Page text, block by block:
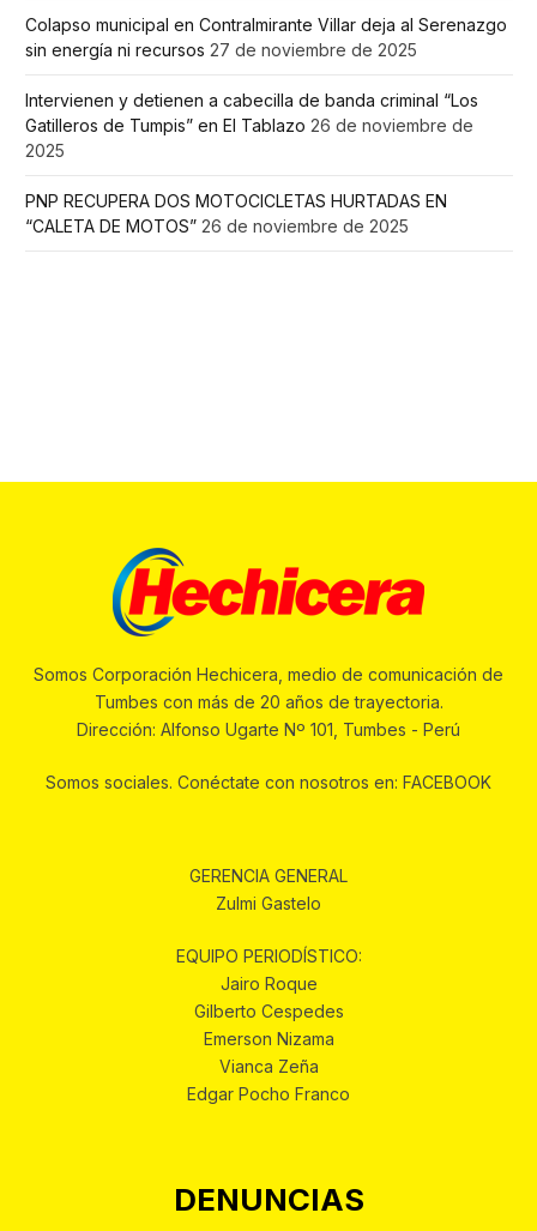
Colapso municipal en Contralmirante Villar deja al Serenazgo
sin energía ni recursos 27 de noviembre de 2025
Intervienen y detienen a cabecilla de banda criminal “Los
Gatilleros de Tumpis” en El Tablazo 26 de noviembre de
2025
PNP RECUPERA DOS MOTOCICLETAS HURTADAS EN
“CALETA DE MOTOS” 26 de noviembre de 2025
Somos Corporación Hechicera, medio de comunicación de
Tumbes con más de 20 años de trayectoria.
Dirección: Alfonso Ugarte Nº 101, Tumbes - Perú
Somos sociales. Conéctate con nosotros en: FACEBOOK
GERENCIA GENERAL
Zulmi Gastelo
EQUIPO PERIODÍSTICO:
Jairo Roque
Gilberto Cespedes
Emerson Nizama
Vianca Zeña
Edgar Pocho Franco
DENUNCIAS